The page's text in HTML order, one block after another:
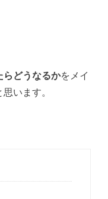
らどうなるかをメイ
います。